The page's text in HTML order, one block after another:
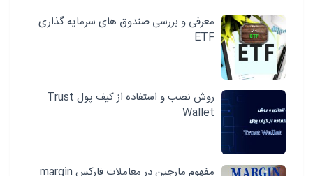
معرفی و بررسی صندوق های سرمایه گذاری
ETF
روش نصب و استفاده از کیف پول Trust
Wallet
مفهوم مارجین در معاملات فارکس margin